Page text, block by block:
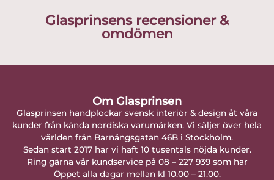
Glasprinsens recensioner &
omdömen
Om Glasprinsen
Glasprinsen handplockar svensk interiör & design åt våra
kunder från kända nordiska varumärken. Vi säljer över hela
världen från Barnängsgatan 46B i Stockholm.
Sedan start 2017 har vi haft 10 tusentals nöjda kunder.
Ring gärna vår kundservice på 08 – 227 939 som har
Öppet alla dagar mellan kl 10.00 – 21.00.